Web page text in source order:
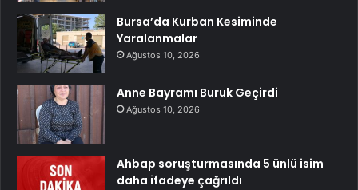
Bursa’da Kurban Kesiminde
Yaralanmalar
Ağustos 10, 2026
Anne Bayramı Buruk Geçirdi
Ağustos 10, 2026
Ahbap soruşturmasında 5 ünlü isim
daha ifadeye çağrıldı